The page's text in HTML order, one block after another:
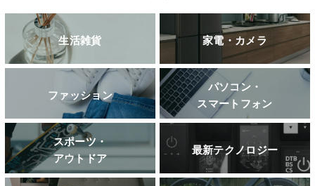
生活雑貨 家電・カメラ
ファッション
パソコン・
スマートフォン
スポーツ・
アウトドア
最新テクノロジー